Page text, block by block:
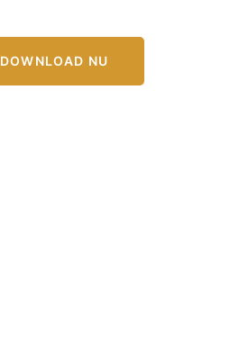
DOWNLOAD NU